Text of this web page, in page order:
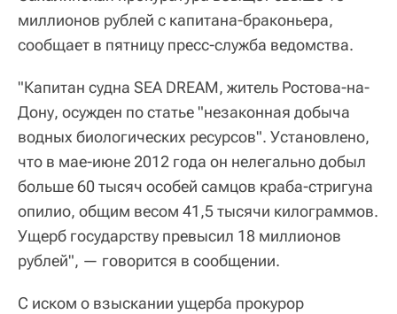
миллионов рублей с капитана-браконьера,
сообщает в пятницу пресс-служба ведомства.
"Капитан судна SEA DREAM, житель Ростова-на-
Дону, осужден по статье "незаконная добыча
водных биологических ресурсов". Установлено,
что в мае-июне 2012 года он нелегально добыл
больше 60 тысяч особей самцов краба-стригуна
опилио, общим весом 41,5 тысячи килограммов.
Ущерб государству превысил 18 миллионов
рублей", — говорится в сообщении.
С иском о взыскании ущерба прокурор